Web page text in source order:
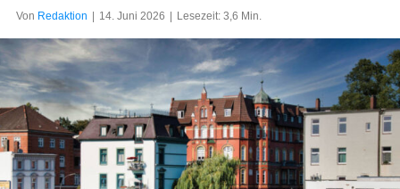
Von Redaktion 14. Juni 2026 Lesezeit: 3,6 Min.